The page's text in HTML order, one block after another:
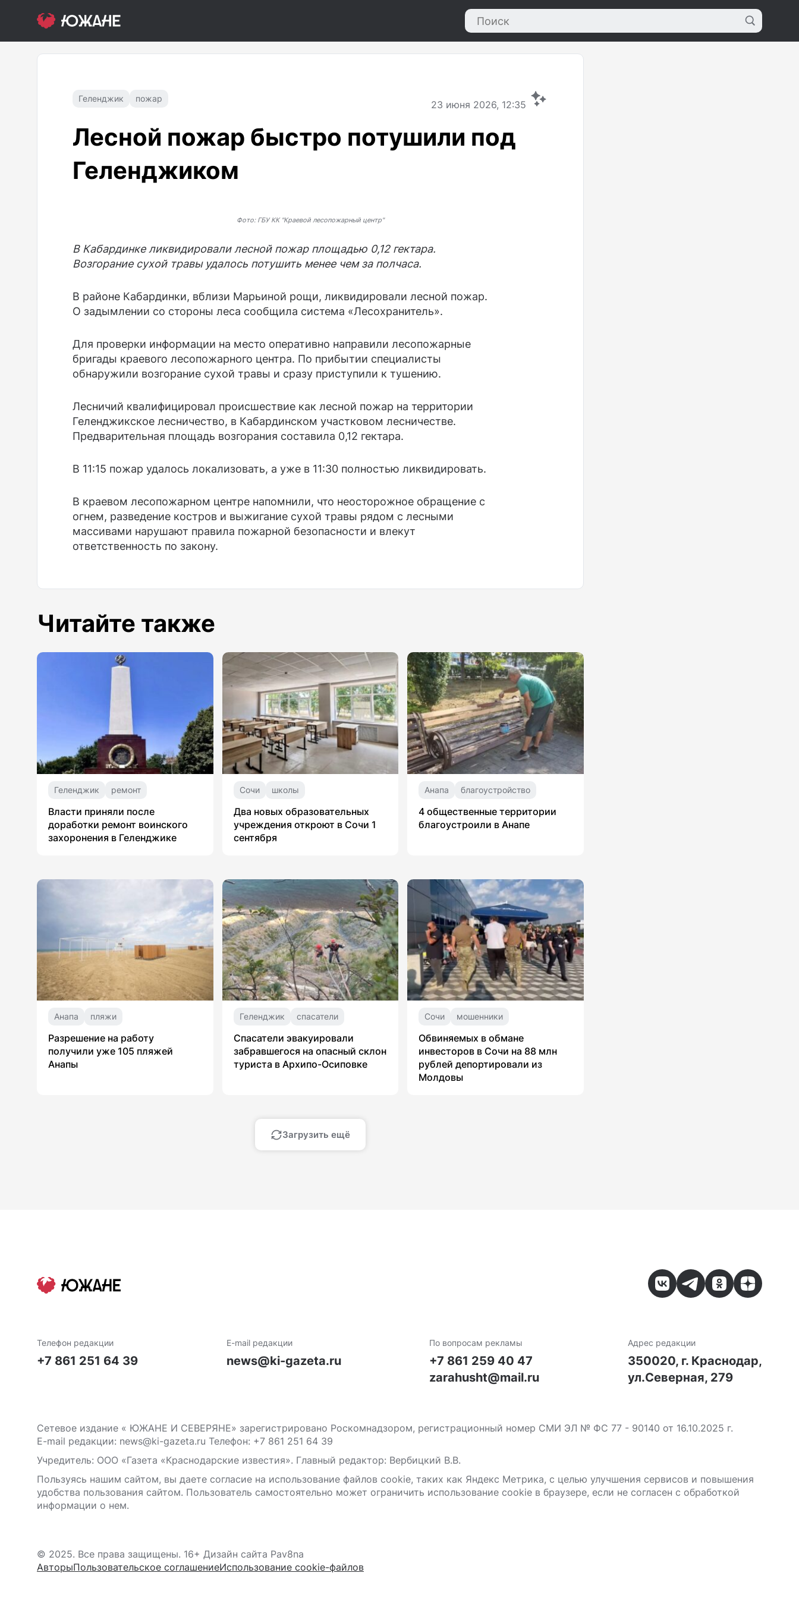
Геленджик пожар
23 июня 2026, 12:35
Лесной пожар быстро потушили под
Геленджиком
Фото: ГБУ КК "Краевой лесопожарный центр"
В Кабардинке ликвидировали лесной пожар площадью 0,12 гектара.
Возгорание сухой травы удалось потушить менее чем за полчаса.
В районе Кабардинки, вблизи Марьиной рощи, ликвидировали лесной пожар.
О задымлении со стороны леса сообщила система «Лесохранитель».
Для проверки информации на место оперативно направили лесопожарные
бригады краевого лесопожарного центра. По прибытии специалисты
обнаружили возгорание сухой травы и сразу приступили к тушению.
Лесничий квалифицировал происшествие как лесной пожар на территории
Геленджикское лесничество, в Кабардинском участковом лесничестве.
Предварительная площадь возгорания составила 0,12 гектара.
В 11:15 пожар удалось локализовать, а уже в 11:30 полностью ликвидировать.
В краевом лесопожарном центре напомнили, что неосторожное обращение с
огнем, разведение костров и выжигание сухой травы рядом с лесными
массивами нарушают правила пожарной безопасности и влекут
ответственность по закону.
Читайте также
Геленджик ремонт
Власти приняли после
доработки ремонт воинского
захоронения в Геленджике
Сочи школы
Два новых образовательных
учреждения откроют в Сочи 1
сентября
Анапа благоустройство
4 общественные территории
благоустроили в Анапе
Анапа пляжи
Разрешение на работу
получили уже 105 пляжей
Анапы
Геленджик спасатели
Спасатели эвакуировали
забравшегося на опасный склон
туриста в Архипо-Осиповке
Сочи мошенники
Обвиняемых в обмане
инвесторов в Сочи на 88 млн
рублей депортировали из
Молдовы
Загрузить ещё
Телефон редакции
+7 861 251 64 39
E-mail редакции
news@ki-gazeta.ru
По вопросам рекламы
+7 861 259 40 47
zarahusht@mail.ru
Адрес редакции
350020, г. Краснодар,
ул.Северная, 279
Сетевое издание « ЮЖАНЕ И СЕВЕРЯНЕ» зарегистрировано Роскомнадзором, регистрационный номер СМИ ЭЛ № ФС 77 - 90140 от 16.10.2025 г.
E-mail редакции: news@ki-gazeta.ru Телефон: +7 861 251 64 39
Учредитель: ООО «Газета «Краснодарские известия». Главный редактор: Вербицкий В.В.
Пользуясь нашим сайтом, вы даете согласие на использование файлов сооkіе, таких как Яндекс Метрика, с целью улучшения сервисов и повышения
удобства пользования сайтом. Пользователь самостоятельно может ограничить использование сооkіе в браузере, если не согласен с обработкой
информации о нем.
© 2025. Все права защищены. 16+ Дизайн сайта Pav8na
АвторыПользовательское соглашениеИспользование cookie-файлов